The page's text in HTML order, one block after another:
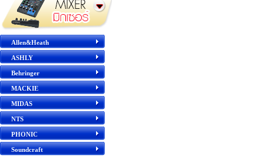
Allen&Heath
ASHLY
Behringer
MACKIE
MIDAS
NTS
PHONIC
Soundcraft